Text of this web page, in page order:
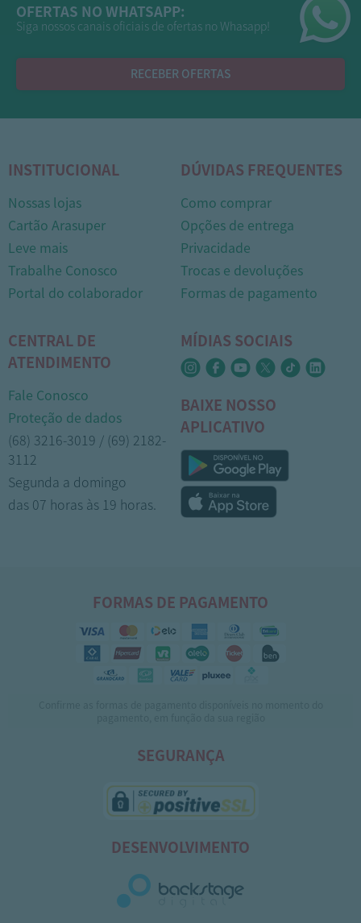
OFERTAS NO WHATSAPP:
Siga nossos canais oficiais de ofertas no Whasapp!
RECEBER OFERTAS
INSTITUCIONAL
Nossas lojas
Cartão Arasuper
Leve mais
Trabalhe Conosco
Portal do colaborador
DÚVIDAS FREQUENTES
Como comprar
Opções de entrega
Privacidade
Trocas e devoluções
Formas de pagamento
CENTRAL DE
ATENDIMENTO
Fale Conosco
Proteção de dados
(68) 3216-3019 / (69) 2182-
3112
Segunda a domingo
das 07 horas às 19 horas.
MÍDIAS SOCIAIS
BAIXE NOSSO
APLICATIVO
FORMAS DE PAGAMENTO
SEGURANÇA
DESENVOLVIMENTO